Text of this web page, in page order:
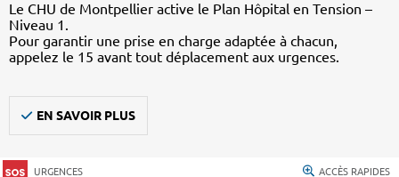
Le CHU de Montpellier active le Plan Hôpital en Tension –
Niveau 1.
Pour garantir une prise en charge adaptée à chacun,
appelez le 15 avant tout déplacement aux urgences.
EN SAVOIR PLUS
URGENCES ACCÈS RAPIDES